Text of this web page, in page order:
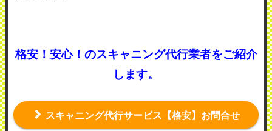
格安！安心！のスキャニング代行業者をご紹介
します。
スキャニング代行サービス【格安】お問合せ